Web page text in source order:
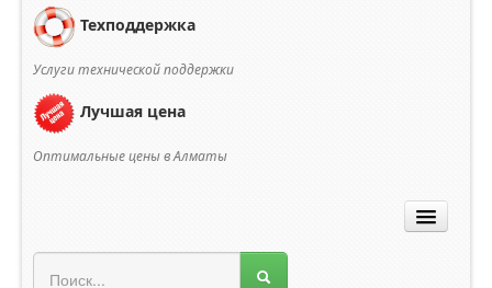
Техподдержка
Услуги технической поддержки
Лучшая цена
Оптимальные цены в Алматы